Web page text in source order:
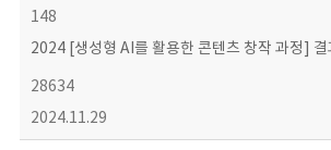
148
2024 [생성형 AI를 활용한 콘텐츠 창작 과정] 결
28634
2024.11.29